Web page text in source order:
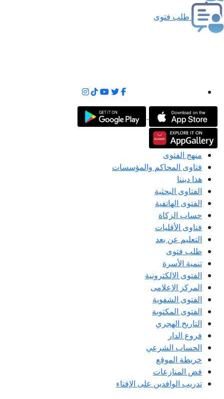
طلب فتوى
منهج الفتوى
فتاوى المحاكم والمؤسسات
هذا ديننا
الفتاوى البحثية
الفتوى الهاتفية
حساب الزكاة
فتاوى الأقليات
التعليم عن بعد
طلب فتوى
تنمية الأسرة
الفتوى الإلكترونية
المركز الإعلامى
الفتوى الشفوية
الفتوى المكتوبة
التاريخ الهجري
فروع الدار
الحساب الشرعي
خريطة الموقع
فض المنازعات
تدريب الوافدين على الإفتاء